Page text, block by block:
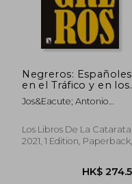
Negreros: Españoles
en el Tráfico y en los
Capitales Esclavistas:
863 (Mayor) (in
Jos&Eacute; Antonio
Los Libros De La Catarata,
2021, 1 Edition, Paperback,